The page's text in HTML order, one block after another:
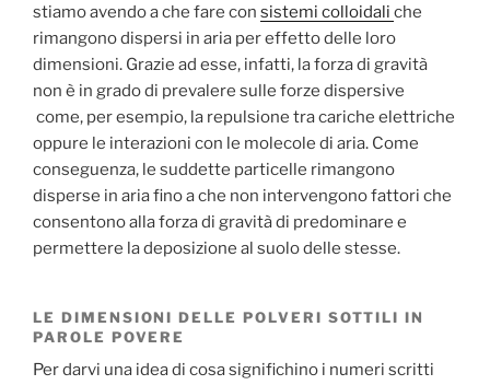
stiamo avendo a che fare con sistemi colloidali che
rimangono dispersi in aria per effetto delle loro
dimensioni. Grazie ad esse, infatti, la forza di gravità
non è in grado di prevalere sulle forze dispersive
come, per esempio, la repulsione tra cariche elettriche
oppure le interazioni con le molecole di aria. Come
conseguenza, le suddette particelle rimangono
disperse in aria fino a che non intervengono fattori che
consentono alla forza di gravità di predominare e
permettere la deposizione al suolo delle stesse.
LE DIMENSIONI DELLE POLVERI SOTTILI IN
PAROLE POVERE
Per darvi una idea di cosa significhino i numeri scritti